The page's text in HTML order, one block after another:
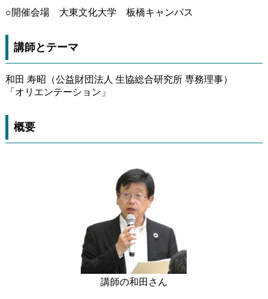
○開催会場 大東文化大学 板橋キャンパス
講師とテーマ
和田 寿昭（公益財団法人 生協総合研究所 専務理事）
「オリエンテーション」
概要
講師の和田さん